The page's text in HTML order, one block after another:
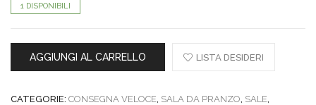
1 DISPONIBILI
AGGIUNGI AL CARRELLO LISTA DESIDERI
CATEGORIE: CONSEGNA VELOCE, SALA DA PRANZO, SALE,